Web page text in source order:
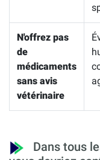
N'offrez pas
de
médicaments
sans avis
vétérinaire
Dans tous